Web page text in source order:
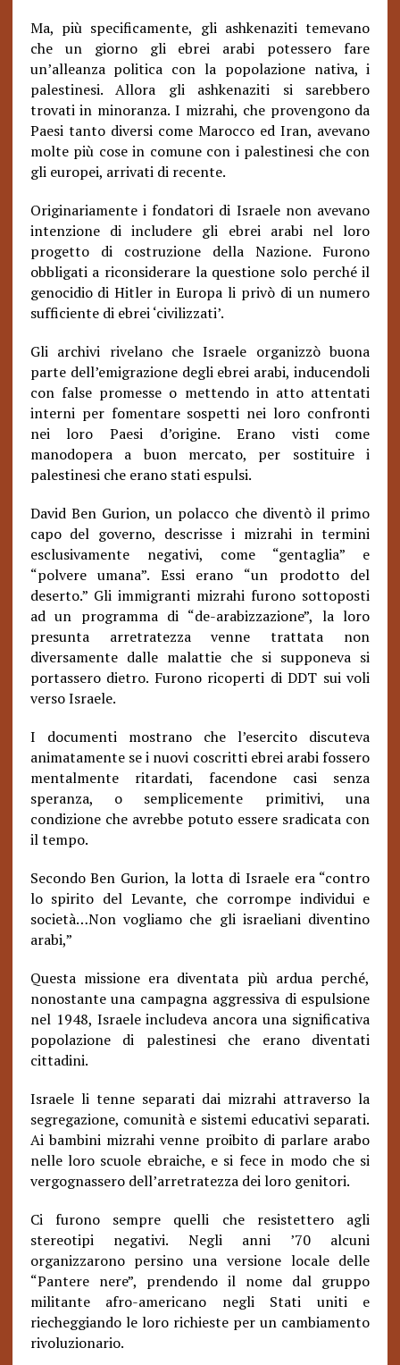
Ma, più specificamente, gli ashkenaziti temevano
che un giorno gli ebrei arabi potessero fare
un’alleanza politica con la popolazione nativa, i
palestinesi. Allora gli ashkenaziti si sarebbero
trovati in minoranza. I mizrahi, che provengono da
Paesi tanto diversi come Marocco ed Iran, avevano
molte più cose in comune con i palestinesi che con
gli europei, arrivati di recente.
Originariamente i fondatori di Israele non avevano
intenzione di includere gli ebrei arabi nel loro
progetto di costruzione della Nazione. Furono
obbligati a riconsiderare la questione solo perché il
genocidio di Hitler in Europa li privò di un numero
sufficiente di ebrei ‘civilizzati’.
Gli archivi rivelano che Israele organizzò buona
parte dell’emigrazione degli ebrei arabi, inducendoli
con false promesse o mettendo in atto attentati
interni per fomentare sospetti nei loro confronti
nei loro Paesi d’origine. Erano visti come
manodopera a buon mercato, per sostituire i
palestinesi che erano stati espulsi.
David Ben Gurion, un polacco che diventò il primo
capo del governo, descrisse i mizrahi in termini
esclusivamente negativi, come “gentaglia” e
“polvere umana”. Essi erano “un prodotto del
deserto.” Gli immigranti mizrahi furono sottoposti
ad un programma di “de-arabizzazione”, la loro
presunta arretratezza venne trattata non
diversamente dalle malattie che si supponeva si
portassero dietro. Furono ricoperti di DDT sui voli
verso Israele.
I documenti mostrano che l’esercito discuteva
animatamente se i nuovi coscritti ebrei arabi fossero
mentalmente ritardati, facendone casi senza
speranza, o semplicemente primitivi, una
condizione che avrebbe potuto essere sradicata con
il tempo.
Secondo Ben Gurion, la lotta di Israele era “contro
lo spirito del Levante, che corrompe individui e
società…Non vogliamo che gli israeliani diventino
arabi,”
Questa missione era diventata più ardua perché,
nonostante una campagna aggressiva di espulsione
nel 1948, Israele includeva ancora una significativa
popolazione di palestinesi che erano diventati
cittadini.
Israele li tenne separati dai mizrahi attraverso la
segregazione, comunità e sistemi educativi separati.
Ai bambini mizrahi venne proibito di parlare arabo
nelle loro scuole ebraiche, e si fece in modo che si
vergognassero dell’arretratezza dei loro genitori.
Ci furono sempre quelli che resistettero agli
stereotipi negativi. Negli anni ’70 alcuni
organizzarono persino una versione locale delle
“Pantere nere”, prendendo il nome dal gruppo
militante afro-americano negli Stati uniti e
riecheggiando le loro richieste per un cambiamento
rivoluzionario.